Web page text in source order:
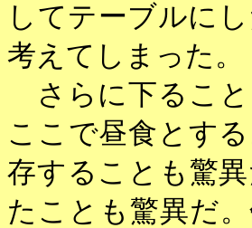
してテーブルに
考えてしまった。
さらに下ること
ここで昼食とす
存することも驚
たことも驚異だ